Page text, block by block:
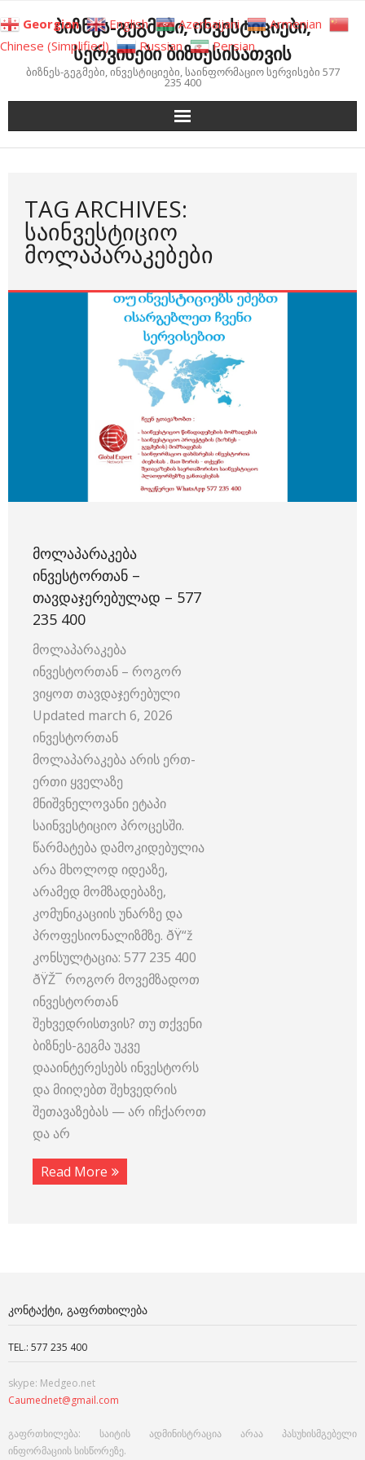
to
content
ბიზნეს-გეგმები, ინვესტიციები,
სერვისები ბიზნესისათვის
ბიზნეს-გეგმები, ინვესტიციები, საინფორმაციო სერვისები 577
235 400
TAG ARCHIVES:
ᲡᲐᲘᲜᲕᲔᲡᲢᲘᲪᲘᲝ
ᲛᲝᲚᲐᲞᲐᲠᲐᲙᲔᲑᲔᲑᲘ
ᲛᲝᲚᲐᲞᲐᲠᲐᲙᲔᲑᲐ
ᲘᲜᲕᲔᲡᲢᲝᲠᲗᲐᲜ –
ᲗᲐᲕᲓᲐᲯᲔᲠᲔᲑᲣᲚᲐᲓ – 577
235 400
მოლაპარაკება
ინვესტორთან – როგორ
ვიყოთ თავდაჯერებული
Updated march 6, 2026
ინვესტორთან
მოლაპარაკება არის ერთ-
ერთი ყველაზე
მნიშვნელოვანი ეტაპი
საინვესტიციო პროცესში.
წარმატება დამოკიდებულია
არა მხოლოდ იდეაზე,
არამედ მომზადებაზე,
კომუნიკაციის უნარზე და
პროფესიონალიზმზე. ðŸ“ž
კონსულტაცია: 577 235 400
ðŸŽ¯ როგორ მოვემზადოთ
ინვესტორთან
შეხვედრისთვის? თუ თქვენი
ბიზნეს-გეგმა უკვე
დააინტერესებს ინვესტორს
და მიიღებთ შეხვედრის
შეთავაზებას — არ იჩქაროთ
და არ
Read More
ᲙᲝᲜᲢᲐᲥᲢᲘ, ᲒᲐᲤᲠᲗᲮᲘᲚᲔᲑᲐ
TEL.: 577 235 400
skype: Medgeo.net
Caumednet@gmail.com
გაფრთხილება: საიტის ადმინისტრაცია არაა პასუხისმგებელი
ინფორმაციის სისწორეზე.
Georgian English Azerbaijani
Armenian
Chinese (Simplified)
Russian Persian